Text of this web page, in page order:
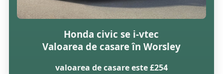
Honda civic se i-vtec
Valoarea de casare în Worsley
valoarea de casare este £254